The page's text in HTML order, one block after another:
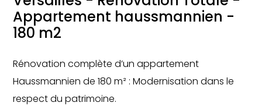
Appartement haussmannien -
180 m2
Rénovation complète d’un appartement
Haussmannien de 180 m² : Modernisation dans le
respect du patrimoine.